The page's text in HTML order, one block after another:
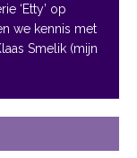
‘Etty’ op
we kennis met
Smelik (mijn